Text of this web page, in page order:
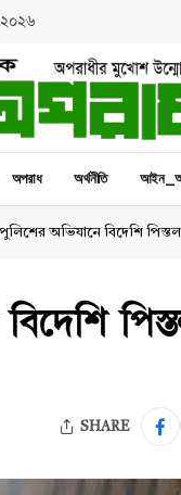
২০২৬
অপরাধ অর্থনীতি
পুলিশের অভিযানে বিদেশি
বিদেশি
SHARE